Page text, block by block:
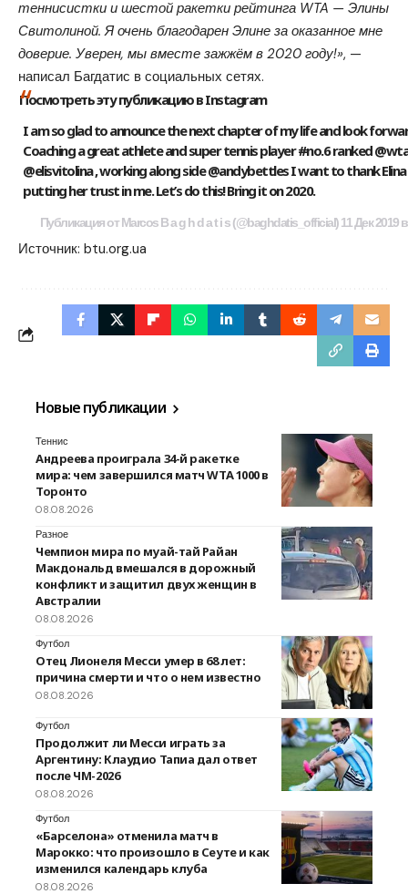
теннисистки и шестой ракетки рейтинга WTA — Элины
Свитолиной. Я очень благодарен Элине за оказанное мне
доверие. Уверен, мы вместе зажжём в 2020 году!», —
написал Багдатис в социальных сетях.
Посмотреть эту публикацию в Instagram
I am so glad to announce the next chapter of my life and look
Coaching a great athlete and super tennis player #no.6 ranked
@elisvitolina , working along side @andybettles I want to thank
putting her trust in me. Let’s do this! Bring it on 2020.
Публикация от Marcos B a g h d a t i s (@baghdatis_official) 11 Дек 2019
Источник: btu.org.ua
Новые публикации
Теннис
Андреева проиграла 34-й ракетке
мира: чем завершился матч WTA 1000 в
Торонто
08.08.2026
Разное
Чемпион мира по муай-тай Райан
Макдональд вмешался в дорожный
конфликт и защитил двух женщин в
Австралии
08.08.2026
Футбол
Отец Лионеля Месси умер в 68 лет:
причина смерти и что о нем известно
08.08.2026
Футбол
Продолжит ли Месси играть за
Аргентину: Клаудио Тапиа дал ответ
после ЧМ-2026
08.08.2026
Футбол
«Барселона» отменила матч в
Марокко: что произошло в Сеуте и как
изменился календарь клуба
08.08.2026